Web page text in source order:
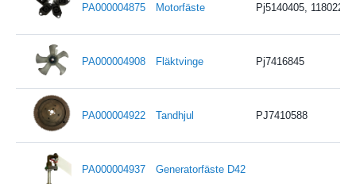
PA000004875 Motorfäste Pj5140405, 11802279
PA000004908 Fläktvinge Pj7416845
PA000004922 Tandhjul PJ7410588
PA000004937 Generatorfäste D42